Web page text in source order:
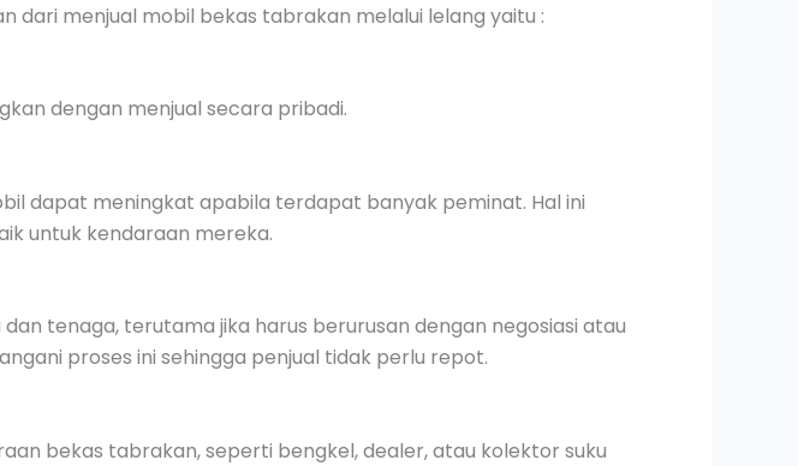
dari menjual mobil bekas tabrakan melalui lelang yaitu :
dengan menjual secara pribadi.
dapat meningkat apabila terdapat banyak peminat. Hal ini
untuk kendaraan mereka.
tenaga, terutama jika harus berurusan dengan negosiasi atau
proses ini sehingga penjual tidak perlu repot.
bekas tabrakan, seperti bengkel, dealer, atau kolektor suku